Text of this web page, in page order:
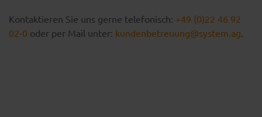
Kontaktieren Sie uns gerne telefonisch: +49 (0)22 46 92
02-0 oder per Mail unter: kundenbetreuung@system.ag